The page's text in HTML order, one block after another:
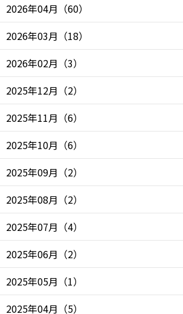
2026年04月 （60）
2026年03月 （18）
2026年02月 （3）
2025年12月 （2）
2025年11月 （6）
2025年10月 （6）
2025年09月 （2）
2025年08月 （2）
2025年07月 （4）
2025年06月 （2）
2025年05月 （1）
2025年04月 （5）